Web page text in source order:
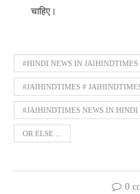
चाहिए।
#HINDI NEWS IN JAIHINDTIMES
#JAIHINDTIMES #
#JAIHINDTIMES NEWS IN HINDI
OR ELSE ...
0